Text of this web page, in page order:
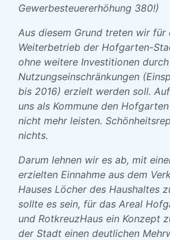
Gewerbesteuererhöhung 380!)
Aus diesem Grund treten wir für
Weiterbetrieb der Hofgarten-
ohne weitere Investitionen durch
Nutzungseinschränkungen
bis 2016) erzielt werden soll.
uns als Kommune den
nicht mehr leisten.
nichts.
Darum lehnen wir es ab, mit
erzielten Einnahme aus dem
Hauses Löcher des Haushaltes
sollte es sein, für das Areal
und RotkreuzHaus ein Konzept
der Stadt einen deutlichen